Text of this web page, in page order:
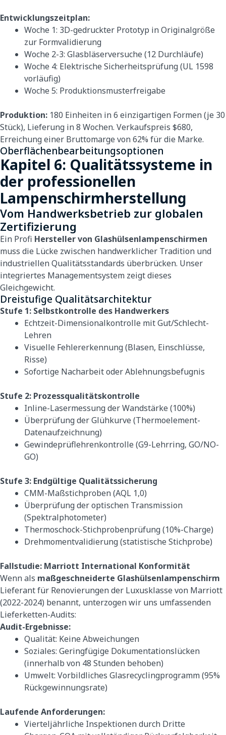
Entwicklungszeitplan:
Woche 1: 3D-gedruckter Prototyp in Originalgröße
zur Formvalidierung
Woche 2-3: Glasbläserversuche (12 Durchläufe)
Woche 4: Elektrische Sicherheitsprüfung (UL 1598
vorläufig)
Woche 5: Produktionsmusterfreigabe
Produktion: 180 Einheiten in 6 einzigartigen Formen (je 30
Stück), Lieferung in 8 Wochen. Verkaufspreis $680,
Erreichung einer Bruttomarge von 62% für die Marke.
Oberflächenbearbeitungsoptionen
Kapitel 6: Qualitätssysteme in
der professionellen
Lampenschirmherstellung
Vom Handwerksbetrieb zur globalen
Zertifizierung
Ein Profi Hersteller von Glashülsenlampenschirmen
muss die Lücke zwischen handwerklicher Tradition und
industriellen Qualitätsstandards überbrücken. Unser
integriertes Managementsystem zeigt dieses
Gleichgewicht.
Dreistufige Qualitätsarchitektur
Stufe 1: Selbstkontrolle des Handwerkers
Echtzeit-Dimensionalkontrolle mit Gut/Schlecht-
Lehren
Visuelle Fehlererkennung (Blasen, Einschlüsse,
Risse)
Sofortige Nacharbeit oder Ablehnungsbefugnis
Stufe 2: Prozessqualitätskontrolle
Inline-Lasermessung der Wandstärke (100%)
Überprüfung der Glühkurve (Thermoelement-
Datenaufzeichnung)
Gewindeprüflehrenkontrolle (G9-Lehrring, GO/NO-
GO)
Stufe 3: Endgültige Qualitätssicherung
CMM-Maßstichproben (AQL 1,0)
Überprüfung der optischen Transmission
(Spektralphotometer)
Thermoschock-Stichprobenprüfung (10%-Charge)
Drehmomentvalidierung (statistische Stichprobe)
Fallstudie: Marriott International Konformität
Wenn als maßgeschneiderte Glashülsenlampenschirm
Lieferant für Renovierungen der Luxusklasse von Marriott
(2022-2024) benannt, unterzogen wir uns umfassenden
Lieferketten-Audits:
Audit-Ergebnisse:
Qualität: Keine Abweichungen
Soziales: Geringfügige Dokumentationslücken
(innerhalb von 48 Stunden behoben)
Umwelt: Vorbildliches Glasrecyclingprogramm (95%
Rückgewinnungsrate)
Laufende Anforderungen:
Vierteljährliche Inspektionen durch Dritte